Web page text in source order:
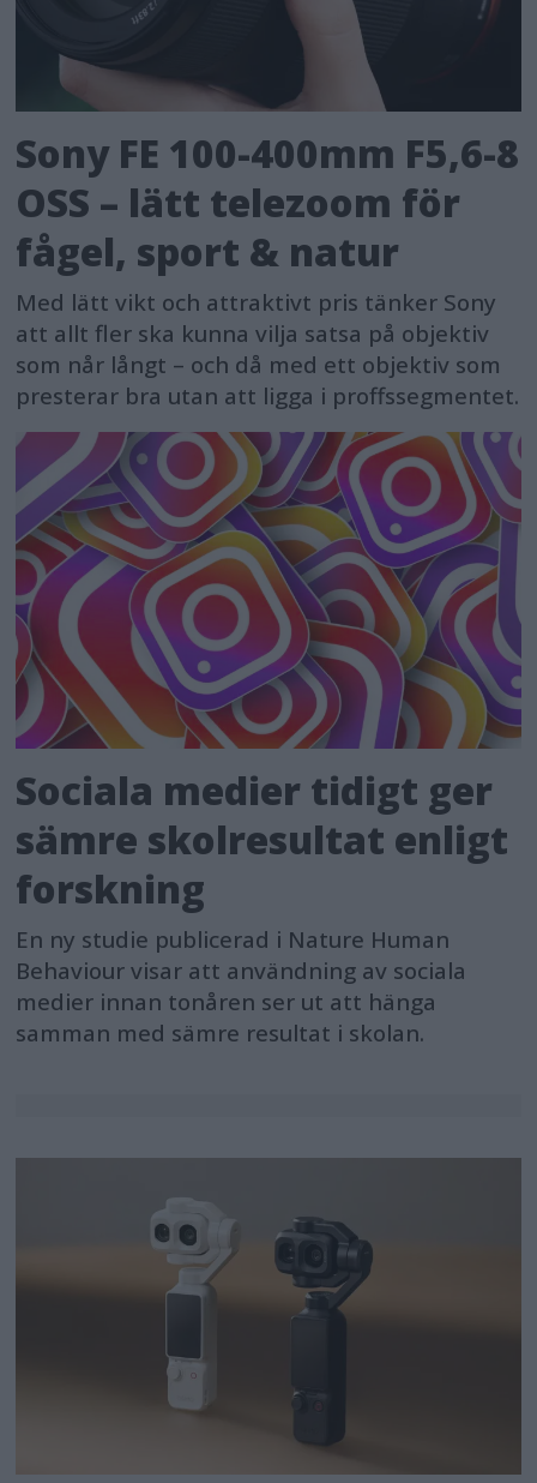
Sony FE 100-400mm F5,6-8
OSS – lätt telezoom för
fågel, sport & natur
Med lätt vikt och attraktivt pris tänker Sony
att allt fler ska kunna vilja satsa på objektiv
som når långt – och då med ett objektiv som
presterar bra utan att ligga i proffssegmentet.
Sociala medier tidigt ger
sämre skolresultat enligt
forskning
En ny studie publicerad i Nature Human
Behaviour visar att användning av sociala
medier innan tonåren ser ut att hänga
samman med sämre resultat i skolan.